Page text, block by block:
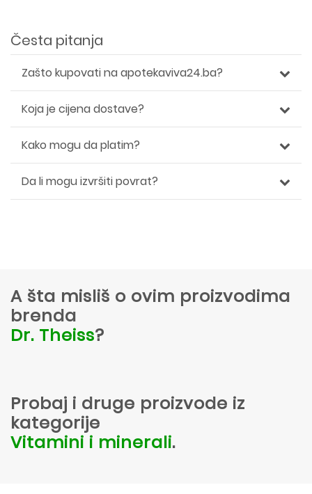
Česta pitanja
Zašto kupovati na apotekaviva24.ba?
Koja je cijena dostave?
Kako mogu da platim?
Da li mogu izvršiti povrat?
A šta misliš o ovim proizvodima
brenda
Dr. Theiss?
Probaj i druge proizvode iz
kategorije
Vitamini i minerali.